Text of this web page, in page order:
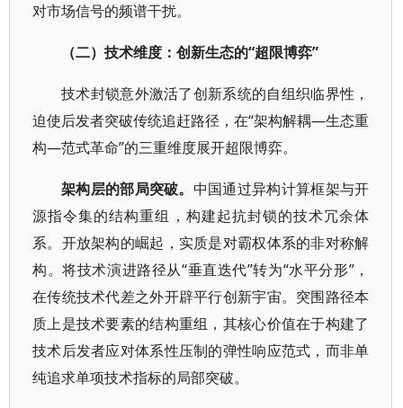
对市场信号的频谱干扰。
（二）技术维度：创新生态的“超限博弈”
技术封锁意外激活了创新系统的自组织临界性，
迫使后发者突破传统追赶路径，在“架构解耦—生态重
构—范式革命”的三重维度展开超限博弈。
架构层的部局突破。 中国通过异构计算框架与开
源指令集的结构重组，构建起抗封锁的技术冗余体
系。开放架构的崛起，实质是对霸权体系的非对称解
构。将技术演进路径从“垂直迭代”转为“水平分形”，
在传统技术代差之外开辟平行创新宇宙。突围路径本
质上是技术要素的结构重组，其核心价值在于构建了
技术后发者应对体系性压制的弹性响应范式，而非单
纯追求单项技术指标的局部突破。